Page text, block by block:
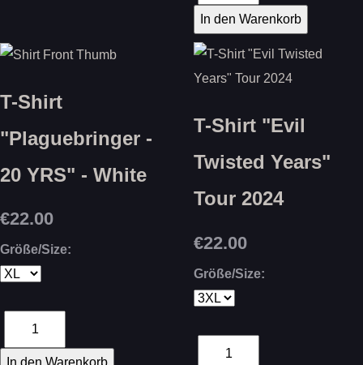
T-Shirt
"Plaguebringer -
20 YRS" - White
€22.00
Größe/Size:
T-Shirt "Evil
Twisted Years"
Tour 2024
€22.00
Größe/Size: